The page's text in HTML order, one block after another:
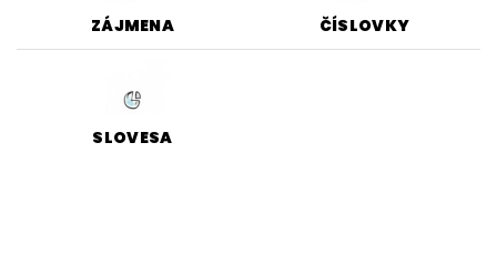
ZÁJMENA ČÍSLOVKY
SLOVESA